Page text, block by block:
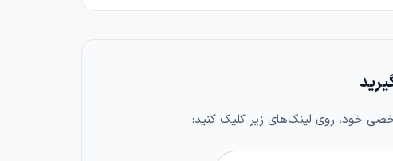
خود، روی لینک‌های زیر کلیک کنید: